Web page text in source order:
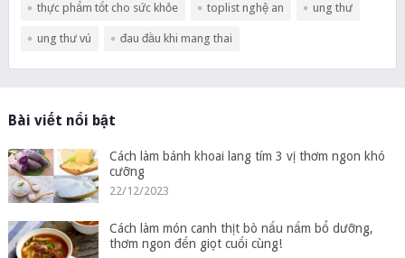
thực phẩm tốt cho sức khỏe toplist nghệ an ung thư
ung thư vú đau đầu khi mang thai
Bài viết nổi bật
Cách làm bánh khoai lang tím 3 vị thơm ngon khó
cưỡng
22/12/2023
Cách làm món canh thịt bò nấu nấm bổ dưỡng,
thơm ngon đến giọt cuối cùng!